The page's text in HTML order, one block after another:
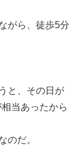
がら、徒歩5分
と、その日が
当あったから
のだ。